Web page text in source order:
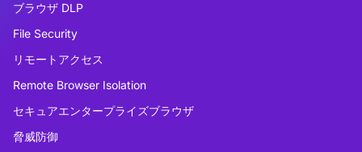
ブラウザ DLP
File Security
リモートアクセス
Remote Browser Isolation
セキュアエンタープライズブラウザ
脅威防御